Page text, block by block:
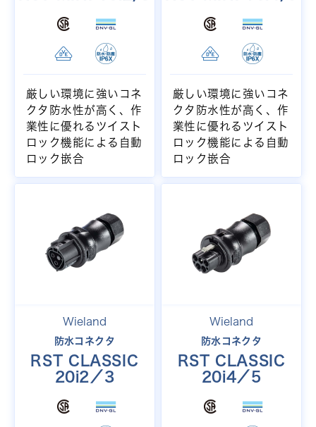
厳しい環境に強いコネ
クタ防水性が高く、作
業性に優れるツイスト
ロック機能による自動
ロック嵌合
厳しい環境に強いコネ
クタ防水性が高く、作
業性に優れるツイスト
ロック機能による自動
ロック嵌合
Wieland
防水コネクタ
RST CLASSIC
20i2／3
Wieland
防水コネクタ
RST CLASSIC
20i4／5